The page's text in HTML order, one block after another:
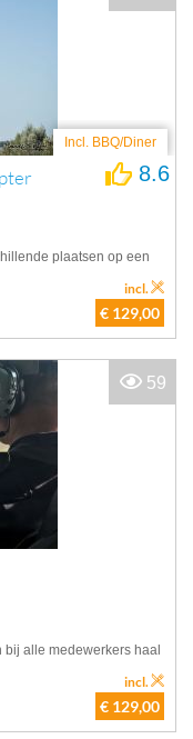
Incl. BBQ/Diner
8.6
plaatsen op een
€ 129,00
incl.
alle medewerkers haal
€ 129,00
incl.
59